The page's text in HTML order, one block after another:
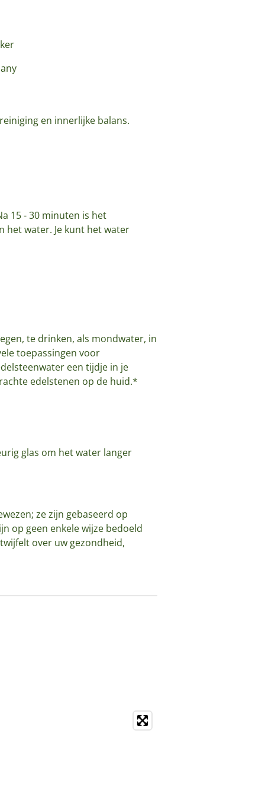
en innerlijke balans.
15 - 30 minuten is het
het water. Je kunt het water
te drinken, als mondwater, in
toepassingen voor
een tijdje in je
edelstenen op de huid.*
glas om het water langer
ze zijn gebaseerd op
op geen enkele wijze bedoeld
over uw gezondheid,